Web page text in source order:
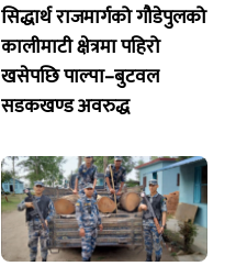
सिद्धार्थ राजमार्गको गौडेपुलको
कालीमाटी क्षेत्रमा पहिरो
खसेपछि पाल्पा–बुटवल
सडकखण्ड अवरुद्ध